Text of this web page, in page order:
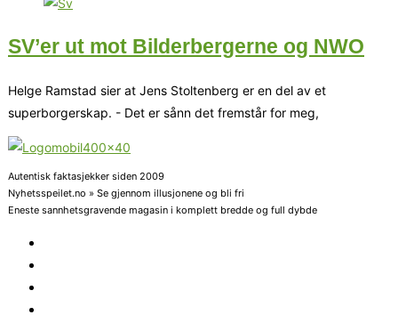
SV’er ut mot Bilderbergerne og NWO
Helge Ramstad sier at Jens Stoltenberg er en del av et
superborgerskap. - Det er sånn det fremstår for meg,
Autentisk faktasjekker siden 2009
Nyhetsspeilet.no » Se gjennom illusjonene og bli fri
Eneste sannhetsgravende magasin i komplett bredde og full dybde